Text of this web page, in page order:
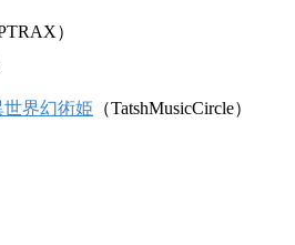
）
界幻術姫 （TatshMusicCircle）